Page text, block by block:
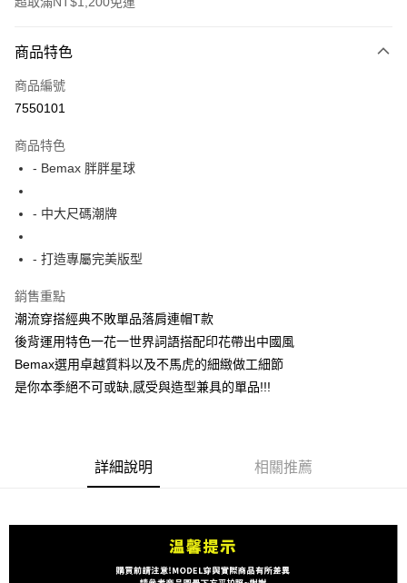
信用卡一次付款
超商取貨付款
Apple Pay
街口支付
AFTEE先享後付
相關說明
AFTEE先享後付是「在收到商品之後才付款」的支付方式。 讓您購物簡單
便利好安心！
１．簡單：不需註冊會員、不需綁卡、不需儲值。
２．便利：只要手機號碼，簡訊認證，即可結帳。
３．安心：先確認商品／服務後，再付款。
２．訂單成立數日內，您將收到繳費通知簡訊。
３．收到繳費通知簡訊後14天內，點擊此簡訊中的連結，可透過四大超商／
購買商品的店家。未經商家同意取消之訂單仍視為有效，需透過AFTEE先享
※ 交易是否成功請以「AFTEE先享後付 」之結帳頁面顯示為準，若有關於
ATM付款
運送方式
全家付款取貨
每筆NT$80，滿NT$1,200(含以上)免運費
每筆NT$80，滿NT$1,200(含以上)免運費
商品特色
商品編號
7550101
商品特色
- Bemax 胖胖星球
- 中大尺碼潮牌
- 打造專屬完美版型
銷售重點
潮流穿搭經典不敗單品落肩連帽T款
後背運用特色一花一世界詞語搭配印花帶出中國風
Bemax選用卓越質料以及不馬虎的細緻做工細節
是你本季絕不可或缺,感受與造型兼具的單品!!!
詳細說明 相關推薦